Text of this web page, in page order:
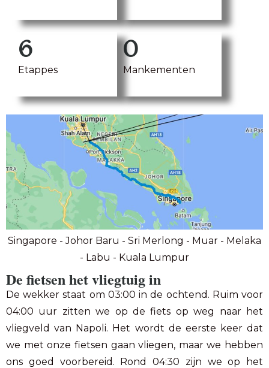
6
Etappes
0
Mankementen
Singapore - Johor Baru - Sri Merlong - Muar - Melaka
- Labu - Kuala Lumpur
De fietsen het vliegtuig in
De wekker staat om 03:00 in de ochtend. Ruim voor
04:00 uur zitten we op de fiets op weg naar het
vliegveld van Napoli. Het wordt de eerste keer dat
we met onze fietsen gaan vliegen, maar we hebben
ons goed voorbereid. Rond 04:30 zijn we op het